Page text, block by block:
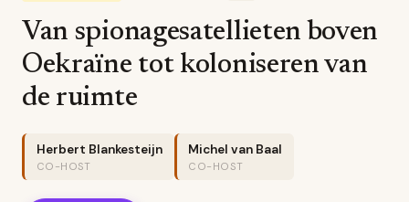
Van spionagesatellieten boven
Oekraïne tot koloniseren van
de ruimte
Herbert Blankesteijn
CO-HOST
Michel van Baal
CO-HOST